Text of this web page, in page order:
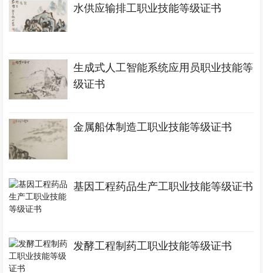
水供应输排工职业技能等级证书
生成式人工智能系统应用员职业技能等
级证书
金属船体制造工职业技能等级证书
基因工程药品生产工职业技能等级证书
发酵工程制药工职业技能等级证书